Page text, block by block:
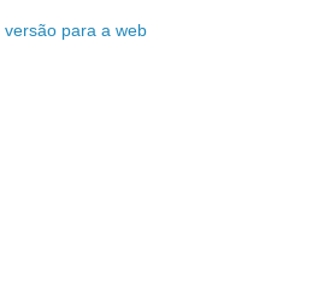
versão para a web